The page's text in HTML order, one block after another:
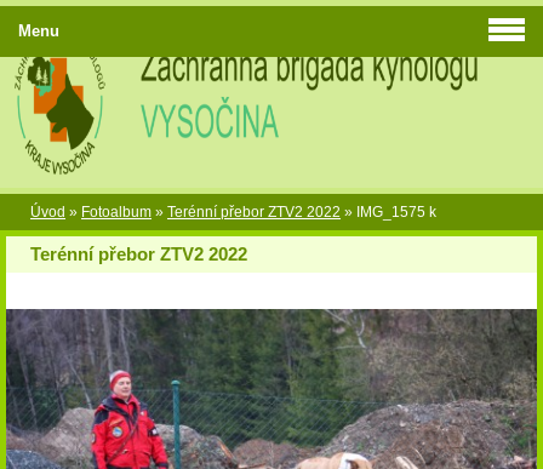
Úvod » Fotoalbum » Terénní přebor ZTV2 2022 » IMG_1575 k
Terénní přebor ZTV2 2022
Menu